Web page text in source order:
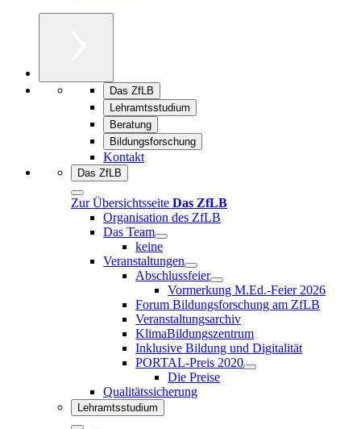
Das ZfLB
Lehramtsstudium
Beratung
Bildungsforschung
Kontakt
Das ZfLB
Zur Übersichtsseite Das ZfLB
Organisation des ZfLB
Das Team
keine
Veranstaltungen
Abschlussfeier
Vormerkung M.Ed.-Feier 2026
Forum Bildungsforschung am ZfLB
Veranstaltungsarchiv
KlimaBildungszentrum
Inklusive Bildung und Digitalität
PORTAL-Preis 2020
Die Preise
Qualitätssicherung
Lehramtsstudium